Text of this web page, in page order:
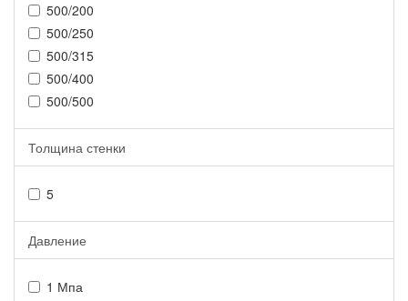
500/200
500/250
500/315
500/400
500/500
Толщина стенки
5
Давление
1 Мпа